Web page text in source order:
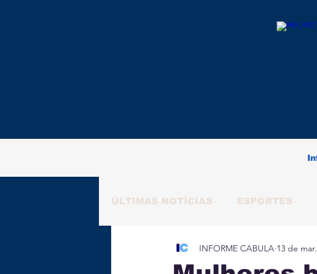
ÚLTIMAS NOTÍCIAS ESPORTES
RAFAELA NATALY ALMERINDO
INFORME CABULA 13 de